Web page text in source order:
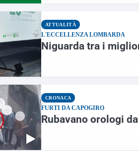
ATTUALITÀ
L'ECCELLENZA LOMBARDA
Niguarda tra i
CRONACA
FURTI DA CAPOGIRO
Rubavano orologi